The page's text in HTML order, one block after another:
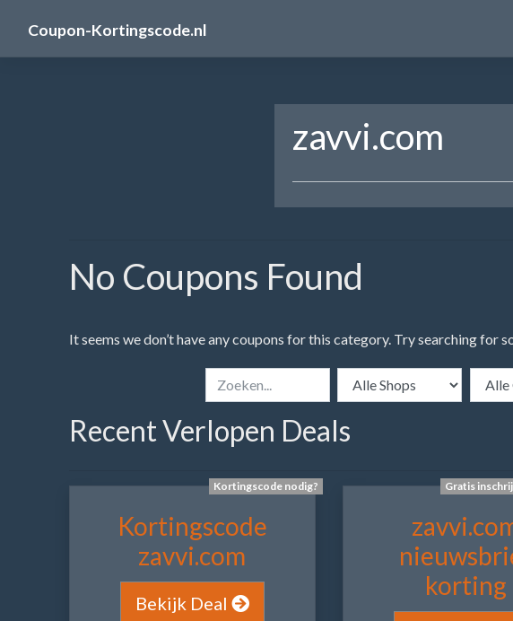
Coupon-Kortingscode.nl
zavvi.com
No Coupons Found
It seems we don’t have any coupons for this category. Try searching for
Recent Verlopen Deals
Kortingscode nodig?
Kortingscode
zavvi.com
Bekijk Deal
Gratis
korting